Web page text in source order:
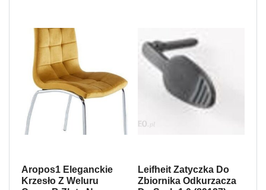
Aropos1 Eleganckie
Krzesło Z Weluru
Leifheit Zatyczka Do
Zbiornika Odkurzacza